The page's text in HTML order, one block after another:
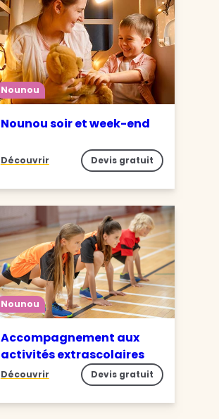
Nounou
Nounou soir et week-end
Découvrir Devis gratuit
Nounou
Accompagnement aux
activités extrascolaires
Découvrir Devis gratuit